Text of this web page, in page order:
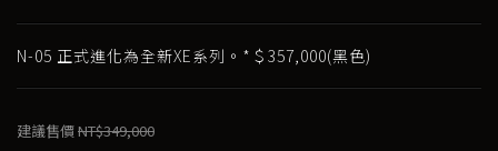
N-05 正式進化為全新XE系列。*＄357,000(黑色)
建議售價NT$349,000